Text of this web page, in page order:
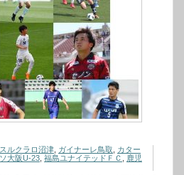
ルクラロ沼津 ガイナーレ鳥取
カター
大阪U-23 福島ユナイテッドＦＣ
鹿児